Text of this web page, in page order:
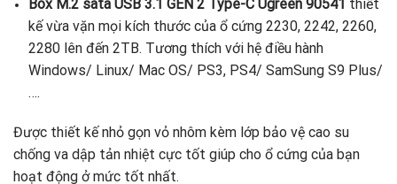
Box M.2 sataUSB 3.1 GEN 2 Type-C Ugreen 90541 thiết
kế vừa vặn mọi kích thước của ổ cứng 2230, 2242, 2260,
2280 lên đến 2TB. Tương thích với hệ điều hành
Windows/ Linux/ Mac OS/ PS3, PS4/ SamSung S9 Plus/
….
Được thiết kế nhỏ gọn vỏ nhôm kèm lớp bảo vệ cao su
chống va dập tản nhiệt cực tốt giúp cho ổ cứng của bạn
hoạt động ở mức tốt nhất.